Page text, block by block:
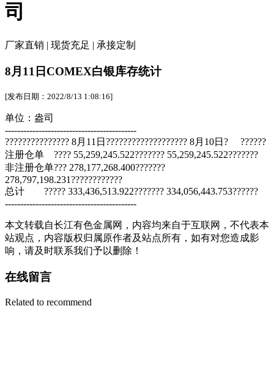
司
厂家直销 | 现货充足 | 承接定制
8月11日COMEX白银库存统计
[发布日期：2022/8/13 1:08:16]
单位：盎司
-------------------------------------------
??????????????? 8月11日??????????????????? 8月10日? ??????
注册仓单 ???? 55,259,245.522??????? 55,259,245.522???????
非注册仓单??? 278,177,268.400???????
278,797,198.231????????????
总计 ????? 333,436,513.922??????? 334,056,443.753??????
-------------------------------------------
本文转载自长江有色金属网，内容均来自于互联网，不代表本
站观点，内容版权归属原作者及站点所有，如有对您造成影
响，请及时联系我们予以删除！
在线留言
Related to recommend